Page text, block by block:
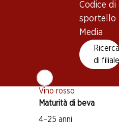
Codice
sportello
Media
Ricerca
di filiale
Cabernet Sauvignon
Cabernet Franc
Petit Verdot
Tipo di vino
Vino rosso
Maturità di beva
4–25 anni